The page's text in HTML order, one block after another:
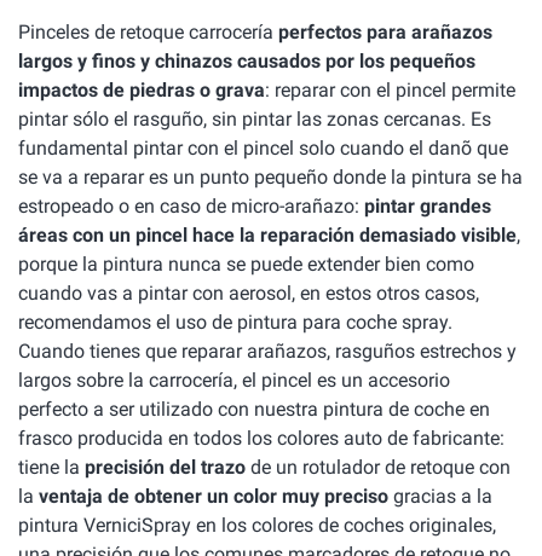
Pinceles de retoque carrocería perfectos para arañazos
largos y finos y chinazos causados por los pequeños
impactos de piedras o grava: reparar con el pincel permite
pintar sólo el rasguño, sin pintar las zonas cercanas. Es
fundamental pintar con el pincel solo cuando el danõ que
se va a reparar es un punto pequeño donde la pintura se ha
estropeado o en caso de micro-arañazo: pintar grandes
áreas con un pincel hace la reparación demasiado visible,
porque la pintura nunca se puede extender bien como
cuando vas a pintar con aerosol, en estos otros casos,
recomendamos el uso de pintura para coche spray.
Cuando tienes que reparar arañazos, rasguños estrechos y
largos sobre la carrocería, el pincel es un accesorio
perfecto a ser utilizado con nuestra pintura de coche en
frasco producida en todos los colores auto de fabricante:
tiene la precisión del trazo de un rotulador de retoque con
la ventaja de obtener un color muy preciso gracias a la
pintura VerniciSpray en los colores de coches originales,